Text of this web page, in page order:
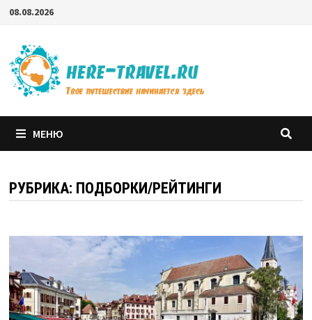
Перейти
содержимому
08.08.2026
МЕНЮ
РУБРИКА: ПОДБОРКИ/РЕЙТИНГИ